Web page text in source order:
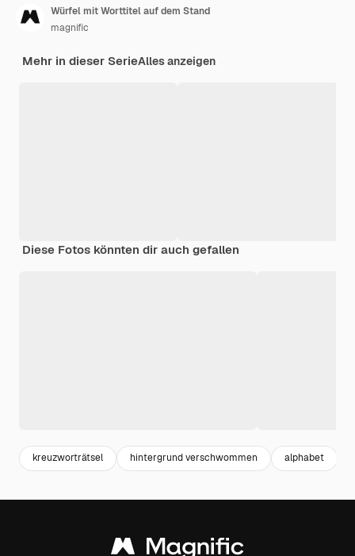
Würfel mit Worttitel auf dem Stand
magnific
Mehr in dieser SerieAlles anzeigen
Diese Fotos könnten dir auch gefallen
kreuzworträtsel hintergrund verschwommen alphabet